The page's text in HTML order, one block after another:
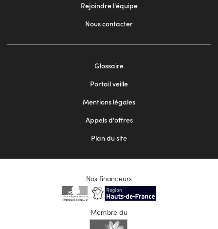
Rejoindre l'équipe
Nous contacter
Glossaire
Portail veille
Mentions légales
Appels d'offres
Plan du site
Nos financeurs
Membre du